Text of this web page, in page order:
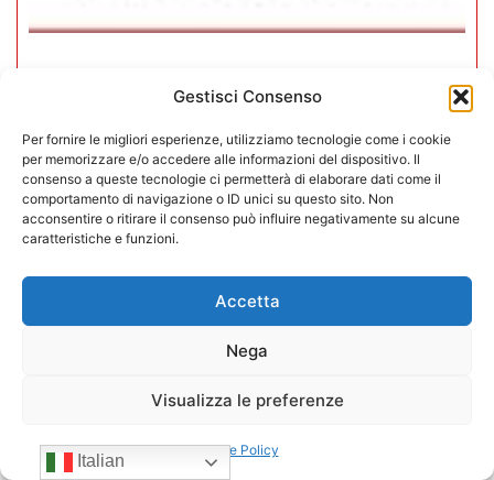
Gestisci Consenso
Per fornire le migliori esperienze, utilizziamo tecnologie come i cookie
per memorizzare e/o accedere alle informazioni del dispositivo. Il
consenso a queste tecnologie ci permetterà di elaborare dati come il
comportamento di navigazione o ID unici su questo sito. Non
acconsentire o ritirare il consenso può influire negativamente su alcune
caratteristiche e funzioni.
Accetta
Nega
Visualizza le preferenze
Cookie Policy
nuovo Consiglio di Amministrazione
17/07/2026
Italian